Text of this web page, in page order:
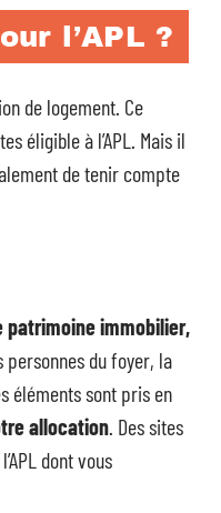
l’APL ?
de logement. Ce
éligible à l’APL. Mais il
de tenir compte
patrimoine immobilier,
personnes du foyer, la
éléments sont pris en
allocation. Des sites
dont vous